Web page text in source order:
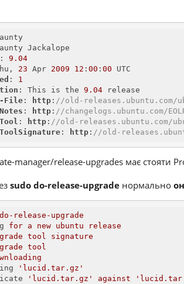
: 9.04
23 Apr 2009 12 : 00 : 00
: 1
: This is the 9.04
File : http : //old-releases.ubuntu.com/
: http : //changelogs.ubuntu.com/
: http : //old-releases.ubuntu.com/
: http : //old-
manager/release-upgrades має стояти
sudo do-release-upgrade нормально
release-upgrade
for a new ubuntu release
tool signature
tool
'lucid.tar.gz'
'lucid.tar.gz' against